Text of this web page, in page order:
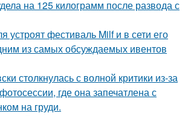
на 125 килограмм после развода с
устроят фестиваль Milf и в сети его
из самых обсуждаемых ивентов
столкнулась с волной критики из-за
где она запечатлена с
на груди.